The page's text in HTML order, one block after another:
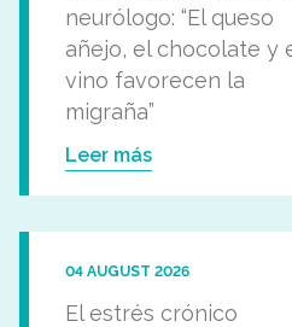
neurólogo: “El queso
añejo, el chocolate y
vino favorecen la
migraña”
Leer más
04 AUGUST 2026
El estrés crónico